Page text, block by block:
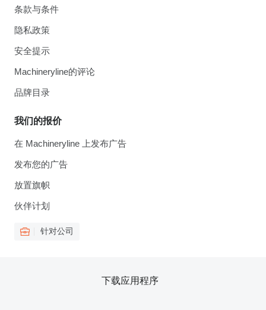
条款与条件
隐私政策
安全提示
Machineryline的评论
品牌目录
我们的报价
在 Machineryline 上发布广告
发布您的广告
放置旗帜
伙伴计划
针对公司
下载应用程序